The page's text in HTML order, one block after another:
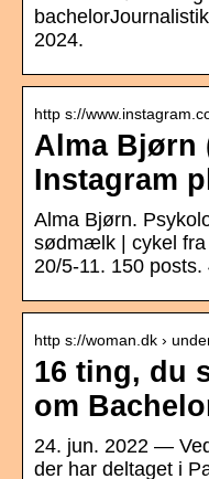
2024.
http s://
Alma Bjørn
Instagram
Alma Bjørn.
sødmælk | cykel fra
20/5-11. 150
http s://woman.dk ›
16 ting, du
om
24. jun. 2022 —
der har deltaget i